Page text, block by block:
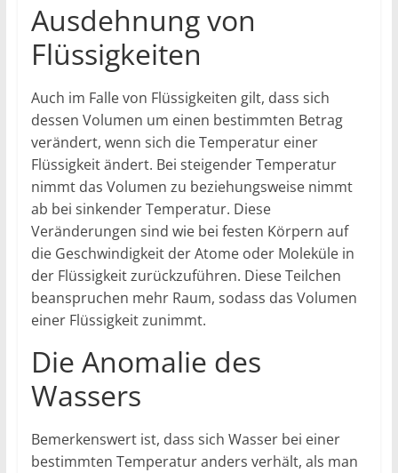
Ausdehnung von
Flüssigkeiten
Auch im Falle von Flüssigkeiten gilt, dass sich
dessen Volumen um einen bestimmten Betrag
verändert, wenn sich die Temperatur einer
Flüssigkeit ändert. Bei steigender Temperatur
nimmt das Volumen zu beziehungsweise nimmt
ab bei sinkender Temperatur. Diese
Veränderungen sind wie bei festen Körpern auf
die Geschwindigkeit der Atome oder Moleküle in
der Flüssigkeit zurückzuführen. Diese Teilchen
beanspruchen mehr Raum, sodass das Volumen
einer Flüssigkeit zunimmt.
Die Anomalie des
Wassers
Bemerkenswert ist, dass sich Wasser bei einer
bestimmten Temperatur anders verhält, als man